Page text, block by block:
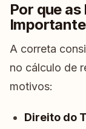
Por que
A correta
no cálculo de
motivos:
Direito do